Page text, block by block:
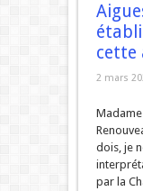
2 mars
dois, je
par la